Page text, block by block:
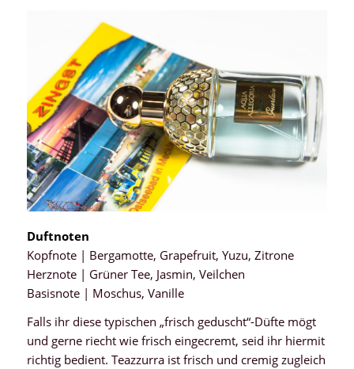
Duftnoten
Kopfnote | Bergamotte, Grapefruit, Yuzu, Zitrone
Herznote | Grüner Tee, Jasmin, Veilchen
Basisnote | Moschus, Vanille
Falls ihr diese typischen „frisch geduscht“-Düfte mögt
und gerne riecht wie frisch eingecremt, seid ihr hiermit
richtig bedient. Teazzurra ist frisch und cremig zugleich